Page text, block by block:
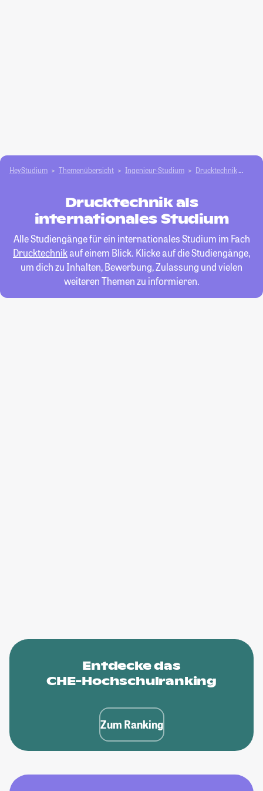
HeyStudium Themenübersicht Ingenieur-Studium Drucktechnik
Drucktechnik als
internationales Studium
Alle Studiengänge für ein internationales Studium im Fach
Drucktechnikauf einem Blick. Klicke auf die Studiengänge,
um dich zu Inhalten, Bewerbung, Zulassung und vielen
weiteren Themen zu informieren.
Entdecke das
CHE-Hochschulranking
Zum Ranking